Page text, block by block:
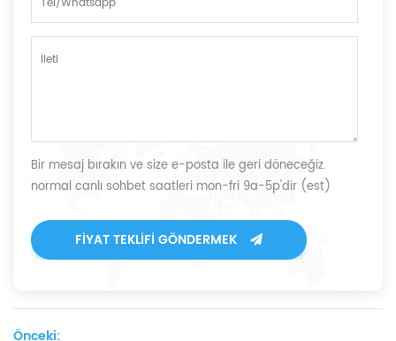
Bir mesaj bırakın ve size e-posta ile geri döneceğiz.
normal canlı sohbet saatleri mon-fri 9a-5p'dir (est)
FIYAT TEKLIFI GÖNDERMEK
Önceki: